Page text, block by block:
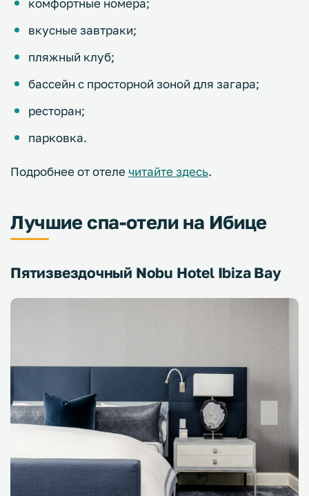
вкусные завтраки;
пляжный клуб;
бассейн с просторной зоной для загара;
ресторан;
парковка.
Подробнее от отеле читайте здесь.
Лучшие спа-отели на Ибице
Пятизвездочный Nobu Hotel Ibiza Bay